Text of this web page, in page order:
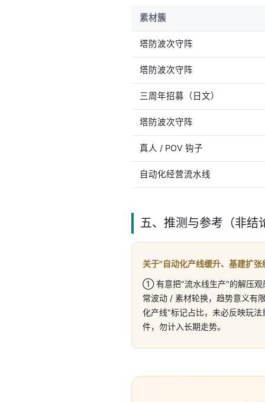
素材簇
塔防波次守阵
塔防波次守阵
三周年招募（日文）
塔防波次守阵
真人 / POV 钩子
自动化经营流水线
五、推测与参考（非结
关于"自动化产线缓升、基建扩
① 有意把"流水线生产"的解压观
常波动 / 素材轮换，趋势意义
化产线"标记占比，未必反映玩
件，勿计入长期走势。